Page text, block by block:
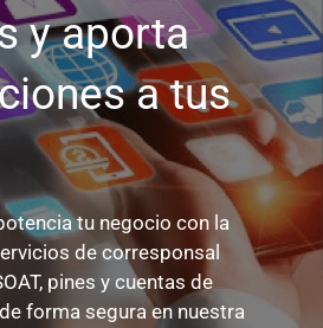
y aporta
a tus
tu negocio con la
de corresponsal
pines y cuentas de
forma segura en nuestra